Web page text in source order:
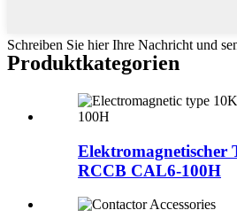
Schreiben Sie hier Ihre Nachricht und
Produktkategorien
Elektromagnetischer
RCCB CAL6-100H